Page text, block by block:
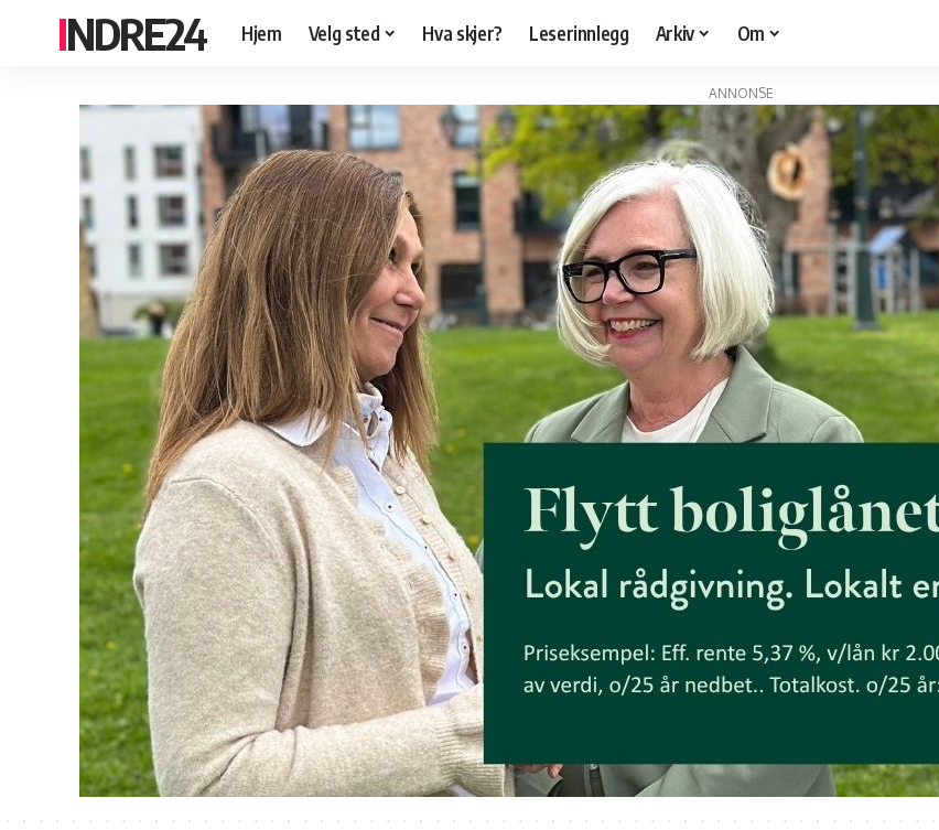
INDRE24 Hjem Velg sted Hva skjer? Leserinnlegg Arkiv Om
ANNONSE